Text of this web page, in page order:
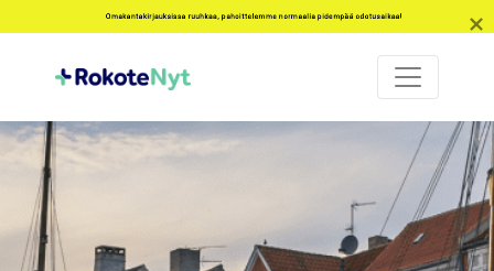
Omakantakirjauksissa ruuhkaa, pahoittelemme normaalia pidempää odotusaikaa!